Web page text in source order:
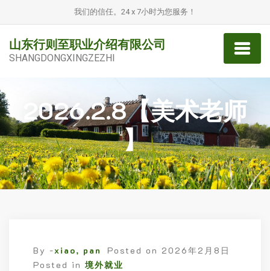
我们的信任。24 x 7小时为您服务！
山东行则至职业介绍有限公司
SHANGDONGXINGZEZHI
2026.2.8【美术老师
】
By -xiao, pan Posted on 2026年2月8日
Posted in 境外就业